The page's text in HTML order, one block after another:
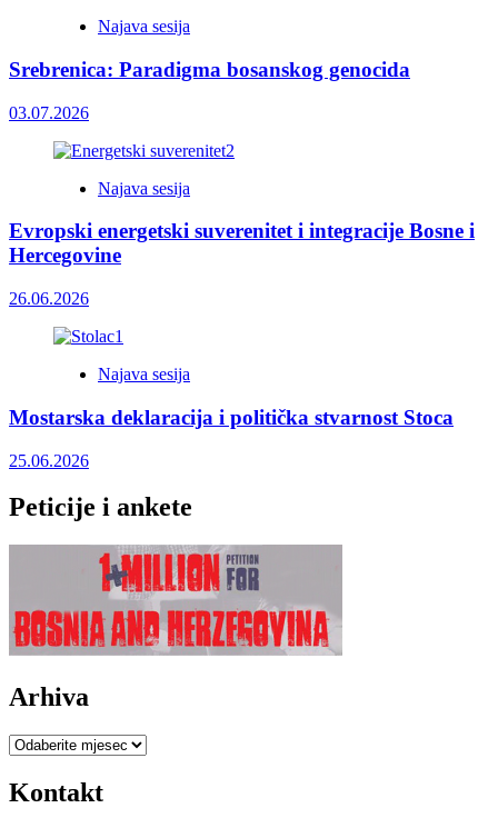
Najava sesija
Srebrenica: Paradigma bosanskog genocida
03.07.2026
Najava sesija
Evropski energetski suverenitet i integracije Bosne i
Hercegovine
26.06.2026
Najava sesija
Mostarska deklaracija i politička stvarnost Stoca
25.06.2026
Peticije i ankete
Arhiva
Arhiva
Kontakt